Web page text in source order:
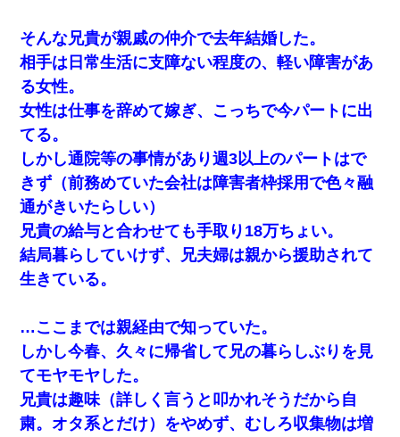
そんな兄貴が親戚の仲介で去年結婚した。
相手は日常生活に支障ない程度の、軽い障害があ
る女性。
女性は仕事を辞めて嫁ぎ、こっちで今パートに出
てる。
しかし通院等の事情があり週3以上のパートはで
きず（前務めていた会社は障害者枠採用で色々融
通がきいたらしい）
兄貴の給与と合わせても手取り18万ちょい。
結局暮らしていけず、兄夫婦は親から援助されて
生きている。
…ここまでは親経由で知っていた。
しかし今春、久々に帰省して兄の暮らしぶりを見
てモヤモヤした。
兄貴は趣味（詳しく言うと叩かれそうだから自
粛。オタ系とだけ）をやめず、むしろ収集物は増